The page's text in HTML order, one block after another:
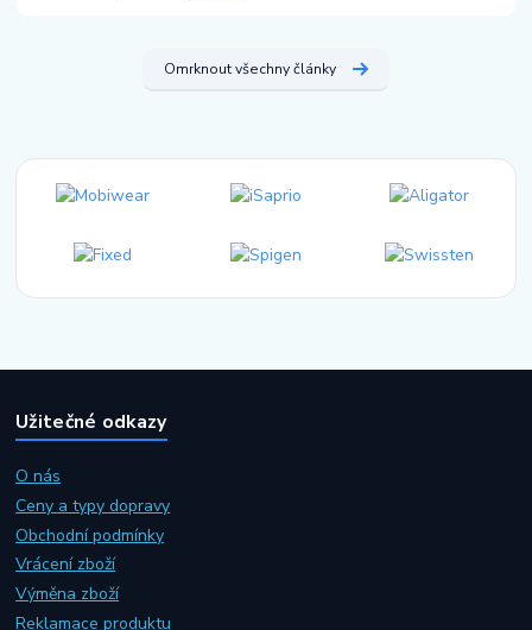
Omrknout všechny články
Užitečné odkazy
O nás
Ceny a typy dopravy
Obchodní podmínky
Vrácení zboží
Výměna zboží
Reklamace produktu